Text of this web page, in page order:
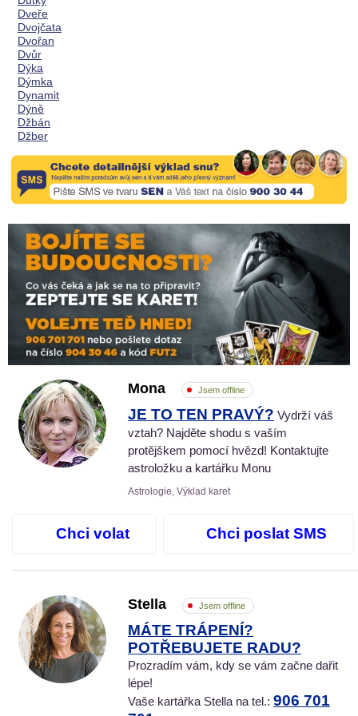
Dveře
Dvojčata
Dvořan
Dvůr
Dýka
Dýmka
Dynamit
Dýně
Džbán
Džber
Mona Jsem offline
JE TO TEN PRAVÝ? Vydrží váš
vztah? Najděte shodu s vaším
protějškem pomocí hvězd! Kontaktujte
astroložku a kartářku Monu
Astrologie, Výklad karet
Chci volat Chci poslat SMS
Stella Jsem offline
MÁTE TRÁPENÍ?
POTŘEBUJETE RADU?
Prozradím vám, kdy se vám začne dařit
lépe!
Vaše kartářka Stella na tel.: 906 701